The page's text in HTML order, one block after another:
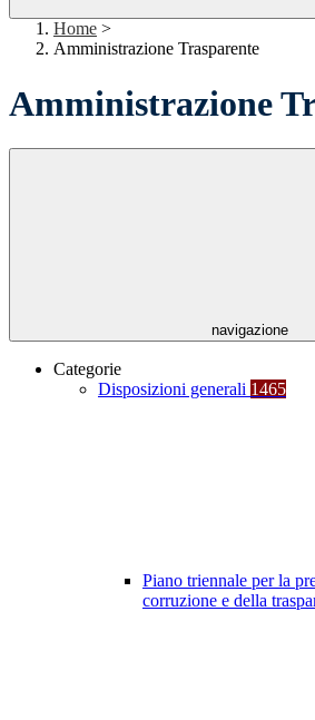
Home >
Amministrazione Trasparente
Amministrazione
navigazione
Categorie
Disposizioni generali 1465
Piano triennale per la
corruzione e della